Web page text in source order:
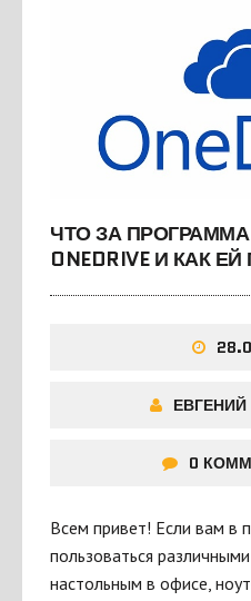
ЧТО ЗА ПРОГРАММА
ONEDRIVE И КАК
0
Всем привет! Если вам в
пользоваться
настольным в офисе,